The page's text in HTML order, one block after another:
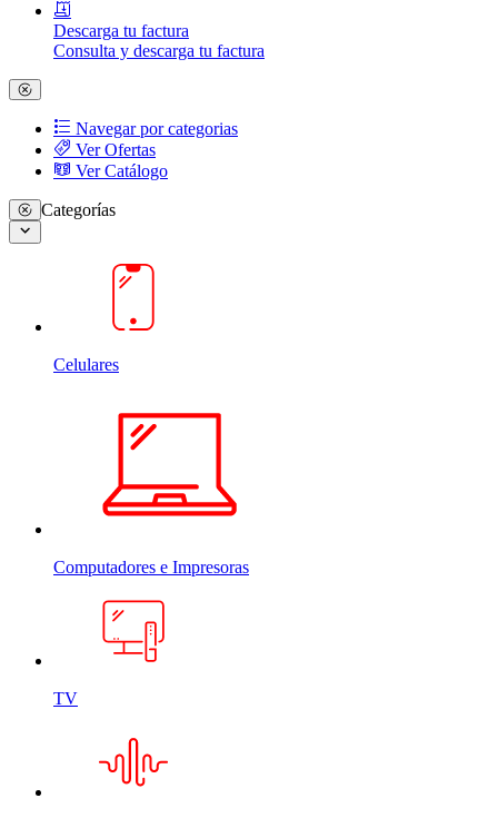
Descarga tu factura
Consulta y descarga tu factura
Navegar por categorias
Ver Ofertas
Ver Catálogo
Categorías
Celulares
Computadores e Impresoras
TV